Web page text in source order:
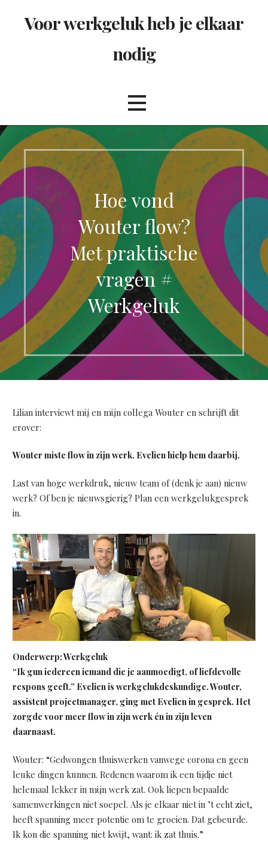
Voor werkgeluk heb je elkaar
nodig
Hoe vond
Wouter flow?
Met praktische
vragen #
Werkgeluk
Lilian interviewt mij en mijn collega Wouter en schrijft dit
erover:
Wouter miste flow in zijn werk. Evelien hielp hem daarbij.
Last van hoge werkdruk, nieuw team of (denk je aan) nieuw
werk? Of ben je nieuwsgierig? Plan een werkgelukgesprek
in.
Onderwerp: Werkgeluk
“Ik gun iedereen iemand die je aanmoedigt, of liefdevolle
respons geeft.” Evelien is werkgelukdeskundige. Wouter,
assistent projectmanager, ging met Evelien in gesprek. Het
zorgde voor meer flow in zijn werk én in zijn leven
daarnaast.
Wouter: “Gedwongen thuiswerken vanwege corona en geen
leuke dingen kunnen. Redenen waarom ik een tijdje niet
helemaal lekker in mijn werk zat. Ook liepen bepaalde
samenwerkingen niet soepel. Als je elkaar niet in ’t echt ziet,
heeft spanning meer potentie om te groeien. Dat gebeurde.
Ik kon die spanning niet kwijt, want: ik zat thuis.”